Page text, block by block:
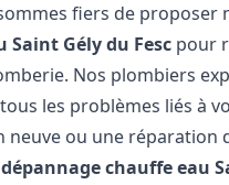
fiers de proposer
Saint Gély du Fesc pour
Nos plombiers
les problèmes liés à
neuve ou une réparation
chauffe eau